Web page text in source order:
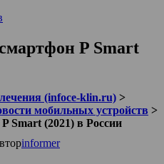
P Smart
(infoce-klin.ru) >
мобильных устройств >
Smart (2021) в России
informer